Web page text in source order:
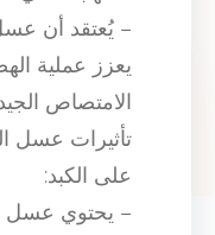
– يُعتقد أن
يعزز عملية
الامتصاص الجيد
تأثيرات عسل
على الكبد:
– يحتوي عسل